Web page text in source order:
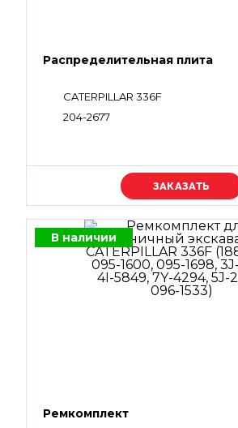
Распределительная плита
CATERPILLAR 336F
204-2677
Уточняйте цену
В наличии
Ремкомплект